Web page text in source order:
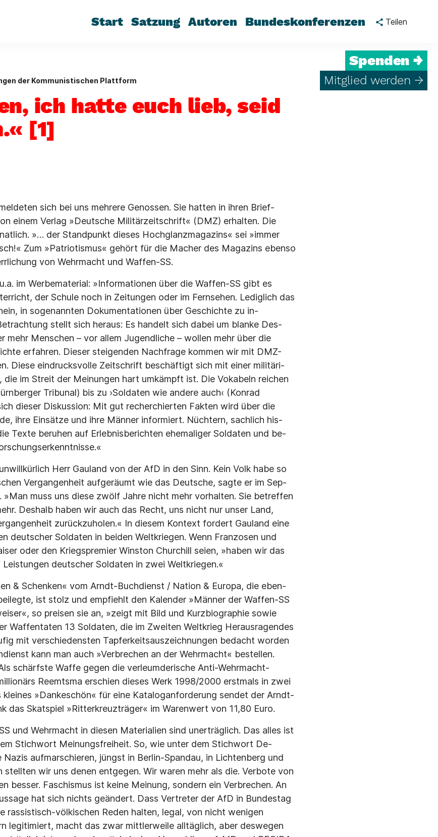
Start Satzung Autoren Bundeskonferenzen Teilen
Spenden →
Mitglied werden →
der Kommunistischen Plattform
ich hatte euch lieb, seid
[1]
sich bei uns mehrere Genossen. Sie hatten in ihren Brief­
einem Verlag »Deutsche Militärzeitschrift« (DMZ) erhalten. Die
»… der Standpunkt dieses Hochglanzmagazins« sei »immer
Zum »Patriotismus« gehört für die Macher des Magazins ebenso
von Wehrmacht und Waffen-SS.
im Werbematerial: »Informationen über die Waffen-SS gibt es
der Schule noch in Zeitungen oder im Fernsehen. Lediglich das
in sogenannten Dokumentationen über Geschichte zu in­
stellt sich heraus: Es handelt sich dabei um blanke Des­
mehr Menschen – vor allem Jugendliche – wollen mehr über die
erfahren. Dieser steigenden Nachfrage kommen wir mit DMZ-
Diese eindrucksvolle Zeitschrift beschäftigt sich mit einer militäri­
die im Streit der Meinungen hart umkämpft ist. Die Vokabeln rei­chen
Tribunal) bis zu ›Soldaten wie andere auch‹ (Konrad
dieser Diskussion: Mit gut recherchierten Fakten wird über die
ihre Einsätze und ihre Männer informiert. Nüchtern, sachlich his­
Texte beruhen auf Erlebnisberichten ehemaliger Soldaten und be­
Herr Gauland von der AfD in den Sinn. Kein Volk habe so
Vergangenheit aufgeräumt wie das Deutsche, sagte er im Sep­
»Man muss uns diese zwölf Jahre nicht mehr vorhalten. Sie betref­fen
Deshalb haben wir auch das Recht, uns nicht nur unser Land,
zurückzuholen.« In diesem Kontext fordert Gau­land eine
deutscher Soldaten in beiden Weltkriegen. Wenn Franzo­sen und
oder den Kriegspremier Winston Churchill seien, »haben wir das
deutscher Soldaten in zwei Weltkriegen.«
& Schenken« vom Arndt-Buchdienst / Nation & Europa, die eben­
ist stolz und empfiehlt den Kalender »Männer der Waffen-SS
so preisen sie an, »zeigt mit Bild und Kurzbiographie sowie
Waffentaten 13 Soldaten, die im Zweiten Weltkrieg Herausragen­des
mit verschiedensten Tapferkeitsauszeichnungen bedacht wor­den
kann man auch »Verbrechen an der Wehrmacht« bestel­len.
schärfste Waffe gegen die verleumderische Anti-Wehrmacht-
Reemtsma erschien dieses Werk 1998/2000 erstmals in zwei
kleines »Dankeschön« für eine Kataloganforderung sendet der Arndt-
das Skatspiel »Ritterkreuzträger« im Warenwert von 11,80 Euro.
und Wehrmacht in diesen Materialien sind unerträglich. Das alles ist
Stichwort Meinungsfreiheit. So, wie unter dem Stichwort De­
aufmarschieren, jüngst in Berlin-Spandau, in Lichtenberg und
stellten wir uns denen entgegen. Wir waren mehr als die. Verbote von
besser. Faschismus ist keine Meinung, sondern ein Verbre­chen. An
hat sich nichts geändert. Dass Vertreter der AfD in Bundestag
rassistisch-völkischen Reden halten, legal, von nicht we­nigen
legitimiert, macht das zwar mittlerweile alltäglich, aber des­wegen